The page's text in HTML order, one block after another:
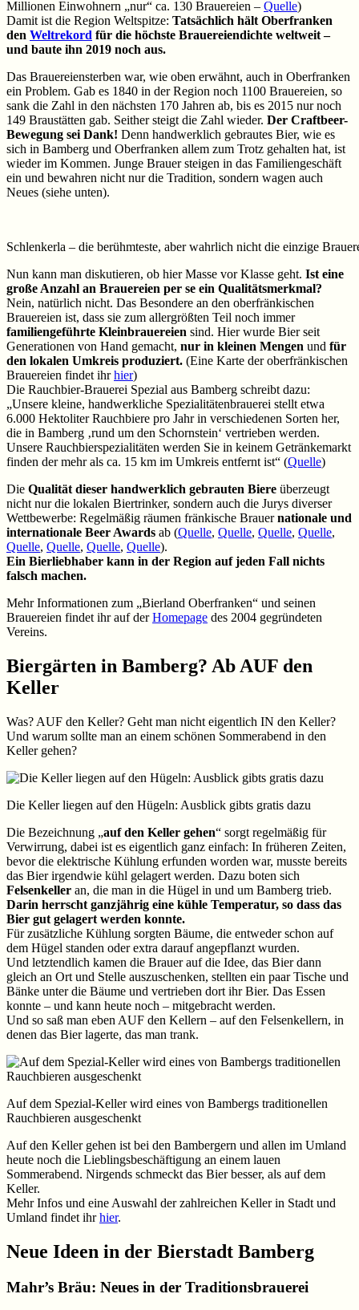
Millionen Einwohnern „nur“ ca. 130 Brauereien – Quelle)
Damit ist die Region Weltspitze: Tatsächlich hält Oberfranken
den Weltrekord für die höchste Brauereiendichte weltweit –
und baute ihn 2019 noch aus.
Das Brauereiensterben war, wie oben erwähnt, auch in Oberfranken
ein Problem. Gab es 1840 in der Region noch 1100 Brauereien, so
sank die Zahl in den nächsten 170 Jahren ab, bis es 2015 nur noch
149 Braustätten gab. Seither steigt die Zahl wieder. Der Craftbeer-
Bewegung sei Dank! Denn handwerklich gebrautes Bier, wie es
sich in Bamberg und Oberfranken allem zum Trotz gehalten hat, ist
wieder im Kommen. Junge Brauer steigen in das Familiengeschäft
ein und bewahren nicht nur die Tradition, sondern wagen auch
Neues (siehe unten).
Schlenkerla – die berühmteste, aber wahrlich nicht die einzige
Nun kann man diskutieren, ob hier Masse vor Klasse geht. Ist eine
große Anzahl an Brauereien per se ein Qualitätsmerkmal?
Nein, natürlich nicht. Das Besondere an den oberfränkischen
Brauereien ist, dass sie zum allergrößten Teil noch immer
familiengeführte Kleinbrauereien sind. Hier wurde Bier seit
Generationen von Hand gemacht, nur in kleinen Mengen und für
den lokalen Umkreis produziert. (Eine Karte der oberfränkischen
Brauereien findet ihrhier)
Die Rauchbier-Brauerei Spezial aus Bamberg schreibt dazu:
„Unsere kleine, handwerkliche Spezialitätenbrauerei stellt etwa
6.000 Hektoliter Rauchbiere pro Jahr in verschiedenen Sorten her,
die in Bamberg ‚rund um den Schornstein‘ vertrieben werden.
Unsere Rauchbierspezialitäten werden Sie in keinem Getränkemarkt
finden der mehr als ca. 15 km im Umkreis entfernt ist“ (Quelle)
Die Qualität dieser handwerklich gebrauten Biere überzeugt
nicht nur die lokalen Biertrinker, sondern auch die Jurys diverser
Wettbewerbe: Regelmäßig räumen fränkische Brauernationale und
internationale Beer Awards ab (Quelle, Quelle, Quelle, Quelle,
Quelle, Quelle, Quelle, Quelle).
Ein Bierliebhaber kann in der Region auf jeden Fall nichts
falsch machen.
Mehr Informationen zum „Bierland Oberfranken“ und seinen
Brauereien findet ihr auf derHomepage des 2004 gegründeten
Vereins.
Biergärten in Bamberg? Ab AUF den
Keller
Was? AUF den Keller? Geht man nicht eigentlich IN den Keller?
Und warum sollte man an einem schönen Sommerabend in den
Keller gehen?
Die Keller liegen auf den Hügeln: Ausblick gibts gratis dazu
Die Bezeichnung „auf den Keller gehen“ sorgt regelmäßig für
Verwirrung, dabei ist es eigentlich ganz einfach: In früheren Zeiten,
bevor die elektrische Kühlung erfunden worden war, musste bereits
das Bier irgendwie kühl gelagert werden. Dazu boten sich
Felsenkeller an, die man in die Hügel in und um Bamberg trieb.
Darin herrscht ganzjährig eine kühle Temperatur, so dass das
Bier gut gelagert werden konnte.
Für zusätzliche Kühlung sorgten Bäume, die entweder schon auf
dem Hügel standen oder extra darauf angepflanzt wurden.
Und letztendlich kamen die Brauer auf die Idee, das Bier dann
gleich an Ort und Stelle auszuschenken, stellten ein paar Tische und
Bänke unter die Bäume und vertrieben dort ihr Bier. Das Essen
konnte – und kann heute noch – mitgebracht werden.
Und so saß man eben AUF den Kellern – auf den Felsenkellern, in
denen das Bier lagerte, das man trank.
Auf dem Spezial-Keller wird eines von Bambergs traditionellen
Rauchbieren ausgeschenkt
Auf den Keller gehen ist bei den Bambergern und allen im Umland
heute noch die Lieblingsbeschäftigung an einem lauen
Sommerabend. Nirgends schmeckt das Bier besser, als auf dem
Keller.
Mehr Infos und eine Auswahl der zahlreichen Keller in Stadt und
Umland findet ihrhier.
Neue Ideen in der Bierstadt Bamberg
Mahr’s Bräu: Neues in der Traditionsbrauerei